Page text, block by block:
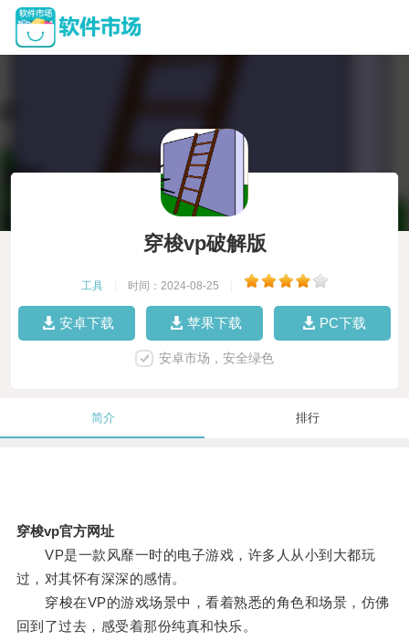
穿梭vp破解版
工具 时间：2024-08-25
安卓下载 苹果下载 PC下载
安卓市场，安全绿色
简介 排行
穿梭vp官方网址
VP是一款风靡一时的电子游戏，许多人从小到大都玩
过，对其怀有深深的感情。
穿梭在VP的游戏场景中，看着熟悉的角色和场景，仿佛
回到了过去，感受着那份纯真和快乐。